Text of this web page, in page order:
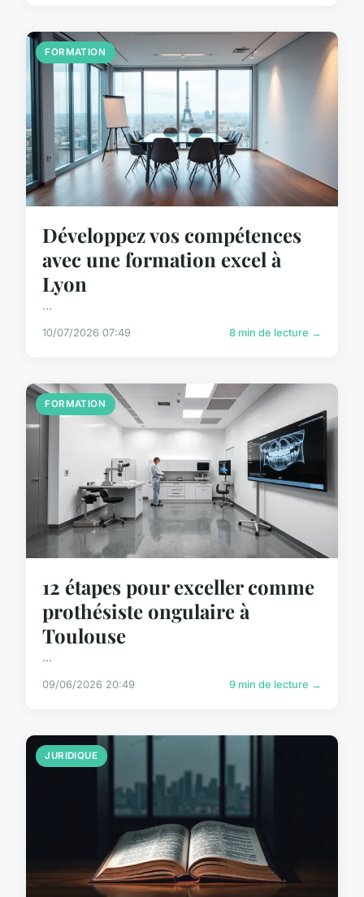
FORMATION
Développez vos compétences
avec une formation excel à
Lyon
...
10/07/2026 07:49 8 min de lecture →
FORMATION
12 étapes pour exceller comme
prothésiste ongulaire à
Toulouse
...
09/06/2026 20:49 9 min de lecture →
JURIDIQUE